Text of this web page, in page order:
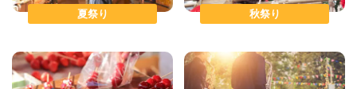
夏祭り 秋祭り